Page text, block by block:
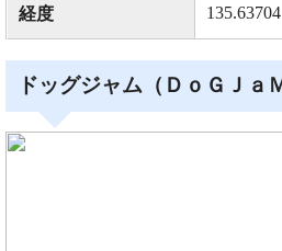
経度 135.63704
ドッグジャム（ＤｏＧＪａ